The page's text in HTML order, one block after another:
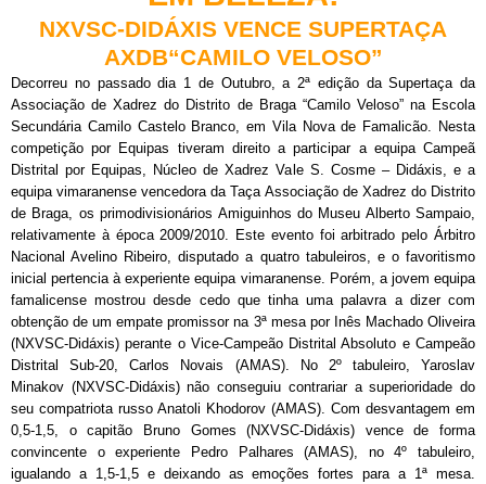
NXVSC-DIDÁXIS VENCE SUPERTAÇA
AXDB“CAMILO VELOSO”
Decorreu no passado dia 1 de Outubro, a 2ª edição da Supertaça da
Associação de Xadrez do Distrito de Braga “Camilo Veloso” na Escola
Secundária Camilo Castelo Branco, em Vila Nova de Famalicão. Nesta
competição por Equipas tiveram direito a participar a equipa Campeã
Distrital por Equipas, Núcleo de Xadrez Vale S. Cosme – Didáxis, e a
equipa vimaranense vencedora da Taça Associação de Xadrez do Distrito
de Braga, os primodivisionários Amiguinhos do Museu Alberto Sampaio,
relativamente à época 2009/2010. Este evento foi arbitrado pelo Árbitro
Nacional Avelino Ribeiro, disputado a quatro tabuleiros, e o favoritismo
inicial pertencia à experiente equipa vimaranense. Porém, a jovem equipa
famalicense mostrou desde cedo que tinha uma palavra a dizer com
obtenção de um empate promissor na 3ª mesa por Inês Machado Oliveira
(NXVSC-Didáxis) perante o Vice-Campeão Distrital Absoluto e Campeão
Distrital Sub-20, Carlos Novais (AMAS). No 2º tabuleiro, Yaroslav
Minakov (NXVSC-Didáxis) não conseguiu contrariar a superioridade do
seu compatriota russo Anatoli Khodorov (AMAS). Com desvantagem em
0,5-1,5, o capitão Bruno Gomes (NXVSC-Didáxis) vence de forma
convincente o experiente Pedro Palhares (AMAS), no 4º tabuleiro,
igualando a 1,5-1,5 e deixando as emoções fortes para a 1ª mesa.